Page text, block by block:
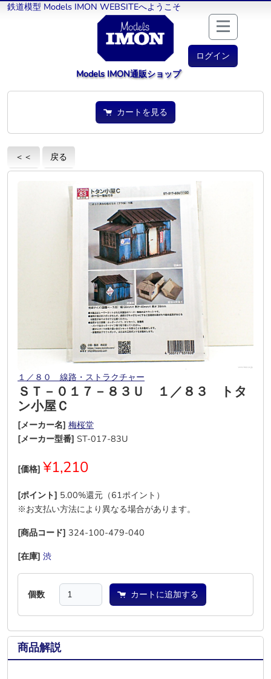
鉄道模型 Models IMON WEBSITEへようこそ
ログイン
Models IMON通販ショップ
カートを見る
＜＜ 戻る
１／８０ 線路・ストラクチャー
ＳＴ－０１７－８３Ｕ １／８３ トタ
ン小屋Ｃ
[メーカー名] 梅桜堂
[メーカー型番] ST-017-83U
[価格] ¥1,210
[ポイント] 5.00%還元（61ポイント）
※お支払い方法により異なる場合があります。
[商品コード] 324-100-479-040
[在庫] 渋
個数 カートに追加する
商品解説